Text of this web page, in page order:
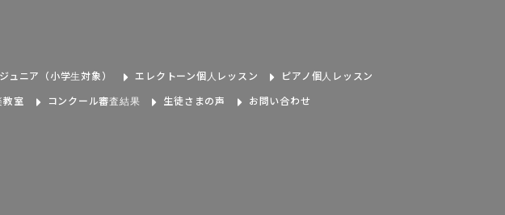
ュニア（小学生対象） エレクトーン個人レッスン ピアノ個人レッスン
教室 コンクール審査結果 生徒さまの声 お問い合わせ